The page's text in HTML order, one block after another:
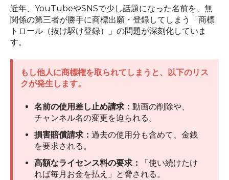
近年、YouTubeやSNSで少し話題になった名前を、無
関係の第三者が勝手に商標出願・登録してしまう「商標
トロール（抜け駆け登録）」の問題が深刻化していま
す。
もし他人に商標権を取られてしまうと、以下のリス
クが発生します。
名前の使用差し止め請求：動画の削除や、
チャンネル名の変更を迫られる。
損害賠償請求：過去の使用分も含めて、金銭
を要求される。
高額なライセンス料の要求：
「使い続けたけ
れば毎月お金を払え」と脅される。